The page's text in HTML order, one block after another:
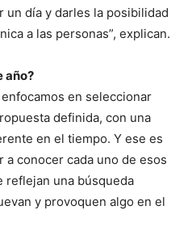
un día y darles la posibilidad
a las personas”, explican.
año?
en seleccionar
definida, con una
en el tiempo. Y ese es
conocer cada uno de esos
reflejan una búsqueda
y provoquen algo en el